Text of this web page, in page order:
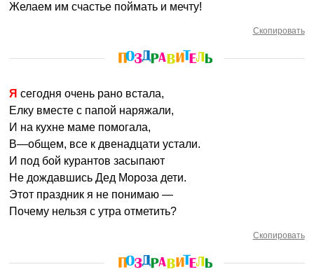
Желаем им счастье поймать и мечту!
Скопировать
Я сегодня очень рано встала,
Елку вместе с папой наряжали,
И на кухне маме помогала,
В—общем, все к двенадцати устали.
И под бой курантов засыпают
Не дождавшись Дед Мороза дети.
Этот праздник я не понимаю —
Почему нельзя с утра отметить?
Скопировать